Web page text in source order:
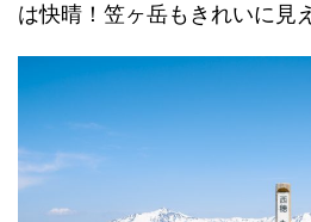
は快晴！笠ヶ岳もきれいに見